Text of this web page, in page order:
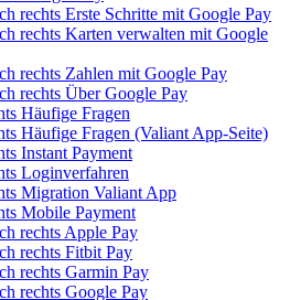
Erste Schritte mit Google Pay
Karten verwalten mit Google
Zahlen mit Google Pay
Über Google Pay
Häufige Fragen
Häufige Fragen (Valiant App-Seite)
Instant Payment
Loginverfahren
Migration Valiant App
Mobile Payment
Apple Pay
Fitbit Pay
Garmin Pay
Google Pay